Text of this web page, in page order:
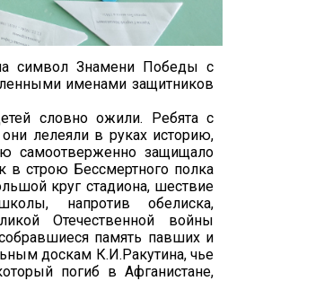
символ Знамени Победы с
именами защитников
словно ожили. Ребята с
лелеяли в руках историю,
самоотверженно защищало
в строю Бессмертного полка
круг стадиона, шествие
напротив обелиска,
Отечественной войны
память павших и
доскам К.И.Ракутина, чье
погиб в Афганистане,